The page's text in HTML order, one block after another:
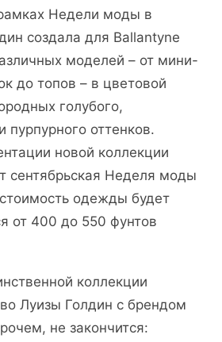
Недели моды в
создала для Ballantyne
моделей – от мини-
до топов – в цветовой
голубого,
пурпурного оттенков.
новой коллекции
сентябрьская Неделя моды
одежды будет
от 400 до 550 фунтов
коллекции
Луизы Голдин с брендом
не закончится: